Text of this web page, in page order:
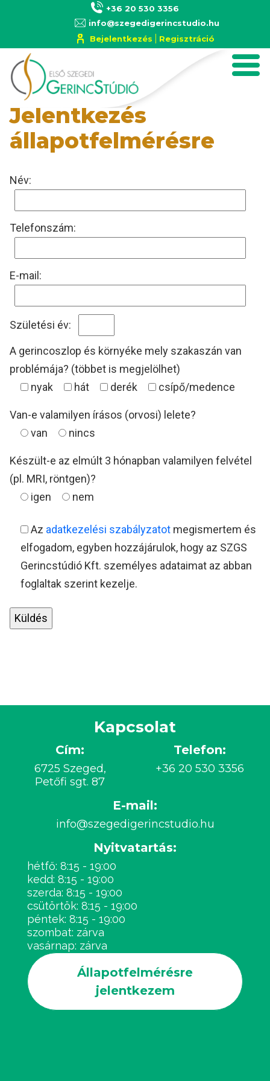
Skip to main content
+36 20 530 3356
info@szegedigerincstudio.hu
Bejelentkezés
Regisztráció
Jelentkezés
állapotfelmérésre
Név:
Telefonszám:
E-mail:
Születési év:
A gerincoszlop és környéke mely szakaszán van
problémája? (többet is megjelölhet)
nyak
hát derék csípő/medence
Van-e valamilyen írásos (orvosi) lelete?
van
nincs
Készült-e az elmúlt 3 hónapban valamilyen felvétel
(pl. MRI, röntgen)?
igen
nem
Az adatkezelési szabályzatot megismertem és
elfogadom, egyben hozzájárulok, hogy az SZGS
Gerincstúdió Kft. személyes adataimat az abban
foglaltak szerint kezelje.
Kapcsolat
Cím:
6725 Szeged,
Petőfi sgt. 87
Telefon:
+36 20 530 3356
E-mail:
info@szegedigerincstudio.hu
Nyitvatartás:
hétfő: 8:15 - 19:00
kedd: 8:15 - 19:00
szerda: 8:15 - 19:00
csütörtök: 8:15 - 19:00
péntek: 8:15 - 19:00
szombat: zárva
vasárnap: zárva
Állapotfelmérésre
jelentkezem